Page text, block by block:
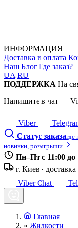
ИНФОРМАЦИЯ
Доставка и оплата
Наш Блог Где заказ?
UA RU
ПОДДЕРЖКА На
Напишите в чат —
Viber
Статус заказагде
новинки, розыгрыши
Пн–Пт с 11:00 до
г. Киев ·
Viber Chat
Главная
» Жидкости